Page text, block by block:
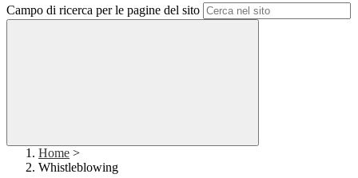
Campo di ricerca per le pagine del sito
Home >
Whistleblowing